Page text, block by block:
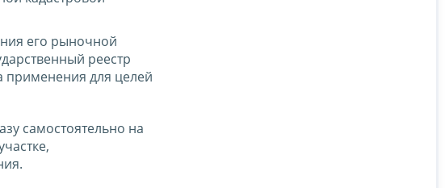
его рыночной
реестр
применения для целей
самостоятельно на